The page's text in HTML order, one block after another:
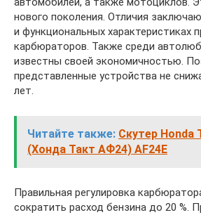
нового поколения. Отличия
и функциональных характеристиках
карбюраторов. Также среди
известны своей экономичностью.
представленные устройства не
лет.
Читайте также: Скутер Honda
(Хонда Такт АФ24) AF24E
Правильная регулировка
сократить расход бензина до 20 %.